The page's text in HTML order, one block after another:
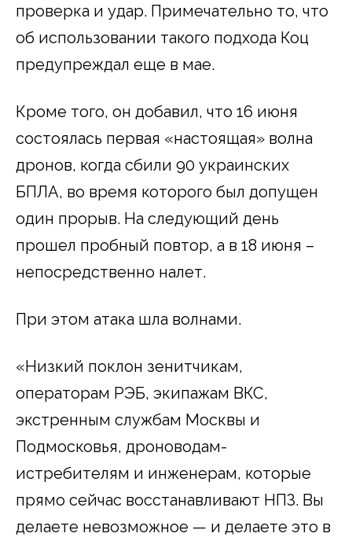
проверка и удар. Примечательно то, что
об использовании такого подхода Коц
предупреждал еще в мае.
Кроме того, он добавил, что 16 июня
состоялась первая «настоящая» волна
дронов, когда сбили 90 украинских
БПЛА, во время которого был допущен
один прорыв. На следующий день
прошел пробный повтор, а в 18 июня –
непосредственно налет.
При этом атака шла волнами.
«Низкий поклон зенитчикам,
операторам РЭБ, экипажам ВКС,
экстренным службам Москвы и
Подмосковья, дроноводам-
истребителям и инженерам, которые
прямо сейчас восстанавливают НПЗ. Вы
делаете невозможное — и делаете это в